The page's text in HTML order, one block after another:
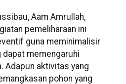
Aam Amrullah,
pemeliharaan ini
guna meminimalisir
dapat memengaruhi
Adapun aktivitas yang
pohon yang